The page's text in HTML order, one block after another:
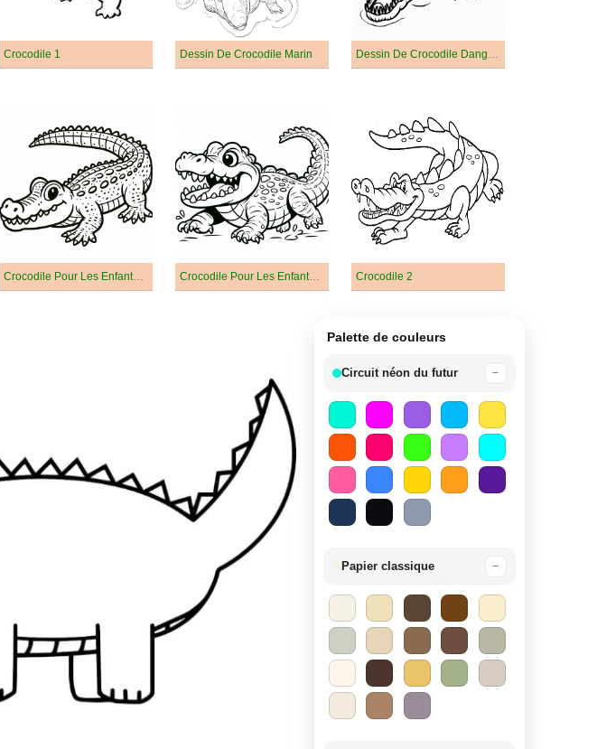
Crocodile 1 Dessin De Crocodile Marin Dessin De Crocodile Dangereux
Crocodile Pour Les Enfants De 5 An Crocodile Pour Les Enfants De 6 An Crocodile 2
Palette de couleurs
Circuit néon du futur −
Papier classique −